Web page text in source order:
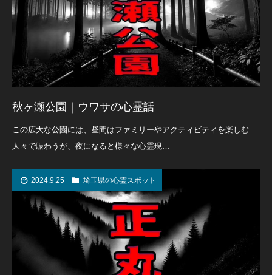
秋ヶ瀬公園｜ウワサの心霊話
この広大な公園には、昼間はファミリーやアクティビティを楽しむ
人々で賑わうが、夜になると様々な心霊現…
2024.9.25 埼玉県の心霊スポット